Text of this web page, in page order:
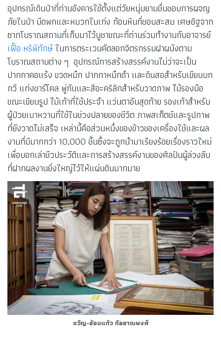
อุปกรณ์เดินป่าที่ท่านอังคารใช้ตั้งแต่วัยหนุ่มยามชื่นชอบการผจญ
ภัยในป่า มีดพกและหมวกใบเก่ง ก้อนหินที่ชอบสะสม เศษอิฐจาก
ซากโบราณสถานที่เก็บมาไว้บูชาขณะที่ท่านร่วมทำงานกับอาจารย์
เฟื้อ หริพิทักษ์ในการตระเวนคัดลอกจิตรกรรมฝาผนังตาม
โบราณสถานต่าง ๆ อุปกรณ์การสร้างสรรค์งานไม่ว่าจะเป็น
ปากกาคอแร้ง ขวดหมึก ปากกาหมึกดำ และดินสอสำหรับเขียนบท
กวี แท่งชาร์โคล พู่กันและสีอะคริลิกสำหรับวาดภาพ ไม้รองมือ
ขณะเขียนรูป ไม้เท้าที่ใช้ประจำ แว่นตาอันสุดท้าย รองเท้าสำหรับ
ผู้ป่วยเบาหวานที่ใช้ในช่วงปลายของชีวิต ภาพสเก็ตช์และรูปภาพ
ที่ยังวาดไม่เสร็จ เหล่านี้คือส่วนหนึ่งของข้าวของเครื่องใช้และผล
งานที่มีมากกว่า 10,000 ชิ้นซึ่งจะถูกนำมาเรียงร้อยเรื่องราวใหม่
เพื่อบอกเล่าชีวประวัติและการสร้างสรรค์งานของศิลปินผู้ล่วงลับ
ที่ฝากผลงานยิ่งใหญ่ไว้ให้แผ่นดินมากมาย
ขวัญ-อ้อมแก้ว กัลยาณพงศ์